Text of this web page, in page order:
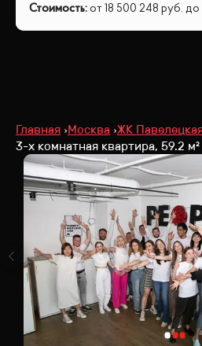
Стоимость: от 18 500 248 руб. до
Главная Москва ЖК
3-х комнатная квартира, 59.2 м²